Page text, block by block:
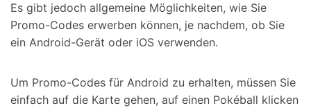
Es gibt jedoch allgemeine Möglichkeiten, wie Sie
Promo-Codes erwerben können, je nachdem, ob Sie
ein Android-Gerät oder iOS verwenden.
Um Promo-Codes für Android zu erhalten, müssen Sie
einfach auf die Karte gehen, auf einen Pokéball klicken